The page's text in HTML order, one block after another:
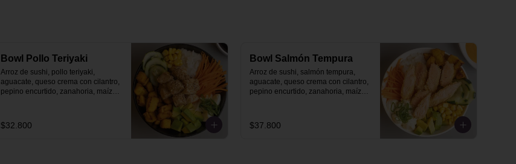
Bowl Pollo Teriyaki
Arroz de sushi, pollo teriyaki,
aguacate, queso crema con cilantro,
pepino encurtido, zanahoria, maíz y
$32.800
Bowl Salmón Tempura
Arroz de sushi, salmón tempura,
aguacate, queso crema con cilantro,
pepino encurtido, zanahoria, maíz y
$37.800